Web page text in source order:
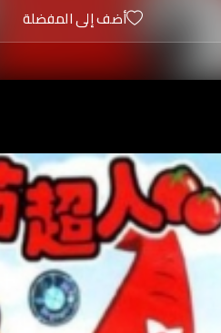
أضف إلى المفضلة